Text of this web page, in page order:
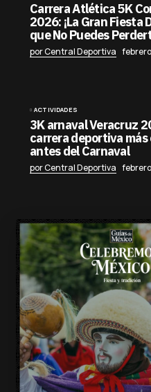
Carrera Atlética 5K
2026: ¡La Gran Fiesta
que No Puedes
por Central Deportiva
ACTIVIDADES
3K arnaval Veracruz
carrera deportiva más
antes del Carnaval
por Central Deportiva